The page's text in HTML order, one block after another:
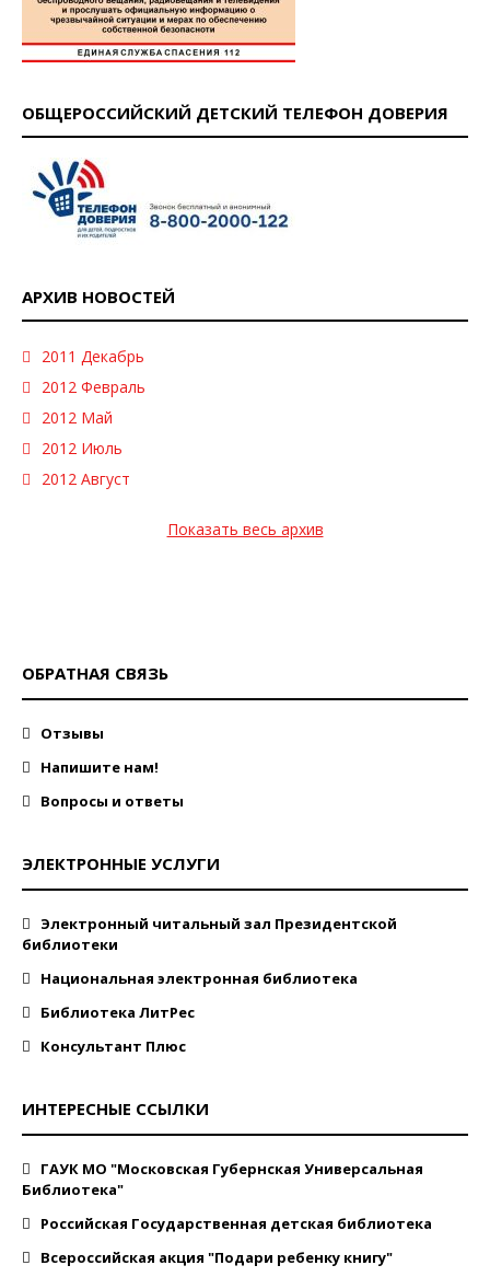
ОБЩЕРОССИЙСКИЙ ДЕТСКИЙ ТЕЛЕФОН ДОВЕРИЯ
АРХИВ НОВОСТЕЙ
2011 Декабрь
2012 Февраль
2012 Май
2012 Июль
2012 Август
Показать весь архив
ОБРАТНАЯ СВЯЗЬ
Отзывы
Напишите нам!
Вопросы и ответы
ЭЛЕКТРОННЫЕ УСЛУГИ
Электронный читальный зал Президентской
библиотеки
Национальная электронная библиотека
Библиотека ЛитРес
Консультант Плюс
ИНТЕРЕСНЫЕ ССЫЛКИ
ГАУК МО "Московская Губернская Универсальная
Библиотека"
Российская Государственная детская библиотека
Всероссийская акция "Подари ребенку книгу"